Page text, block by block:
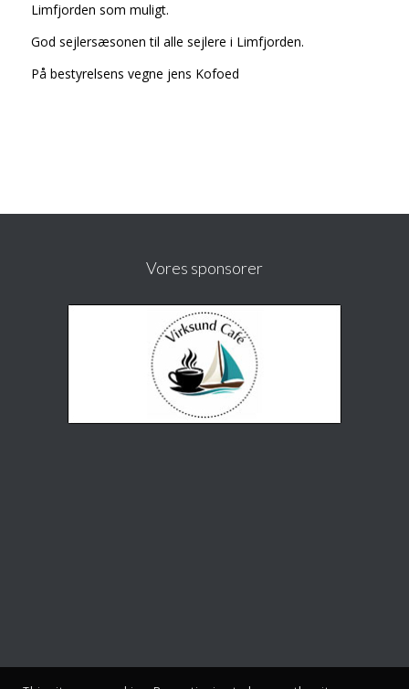
Limfjorden som muligt.
God sejlersæsonen til alle sejlere i Limfjorden.
På bestyrelsens vegne jens Kofoed
Vores sponsorer